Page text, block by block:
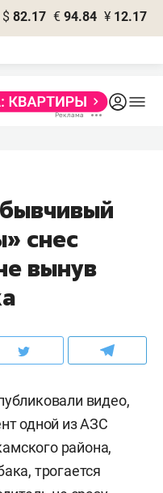
$ 82.17 € 94.84 ¥ 12.17
снес
вынув
видео,
одной из АЗС
района,
трогается